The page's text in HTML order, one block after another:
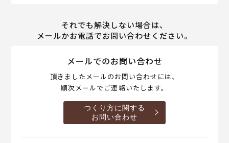
それでも解決しない場合は、
メールかお電話でお問い合わせください。
メールでのお問い合わせ
頂きましたメールのお問い合わせには、
順次メールでご連絡いたします。
つくり方に関する
お問い合わせ